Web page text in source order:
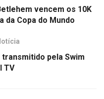
vencem os 10K
da Copa do Mundo
pela Swim
TV